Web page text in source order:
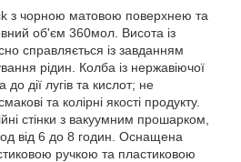
з чорною матовою поверхнею та
об'єм 360мол. Висота із
справляється із завданням
рідин. Колба із нержавіючої
до дії лугів та кислот; не
та колірні якості продукту.
стінки з вакуумним прошарком,
від 6 до 8 годин. Оснащена
ручкою та пластиковою